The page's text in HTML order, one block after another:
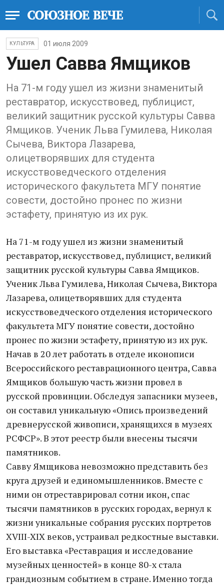
КУЛЬТУРА 01 июля 2009
Ушел Савва Ямщиков
На 71-м году ушел из жизни знаменитый
реставратор, искусствовед, публицист,
великий защитник русской культуры Савва
Ямщиков. Ученик Льва Гумилева, Николая
Сычева, Виктора Лазарева,
олицетворявших для студента
искусствоведческого отделения
исторического факультета МГУ понятие
совести, достойно пронес по жизни
эстафету, принятую из их рук.
На 71-м году ушел из жизни знаменитый
реставратор, искусствовед, публицист, великий
защитник русской культуры Савва Ямщиков.
Ученик Льва Гумилева, Николая Сычева, Виктора
Лазарева, олицетворявших для студента
искусствоведческого отделения исторического
факультета МГУ понятие совести, достойно
пронес по жизни эстафету, принятую из их рук.
Начав в 20 лет работать в отделе иконописи
Всероссийского реставрационного центра, Савва
Ямщиков большую часть жизни провел в
русской провинции. Обследуя запасники музеев,
он составил уникальную «Опись произведений
древнерусской живописи, хранящихся в музеях
РСФСР». В этот реестр были внесены тысячи
памятников.
Савву Ямщикова невозможно представить без
круга друзей и единомышленников. Вместе с
ними он отреставрировал сотни икон, спас
тысячи памятников в русских городах, вернул к
жизни уникальные собрания русских портретов
XVIII-XIX веков, устраивал редкостные выставки.
Его выставка «Реставрация и исследование
музейных ценностей» в конце 80-х стала
грандиозным событием в стране. Именно тогда